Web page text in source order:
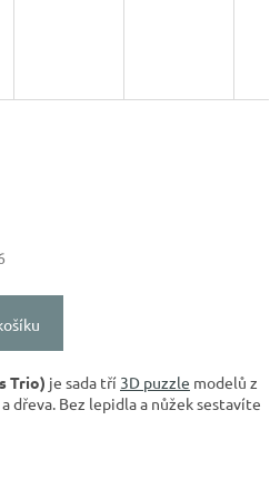
Trio) je sada tří 3D puzzle modelů z
a dřeva. Bez lepidla a nůžek sestavíte